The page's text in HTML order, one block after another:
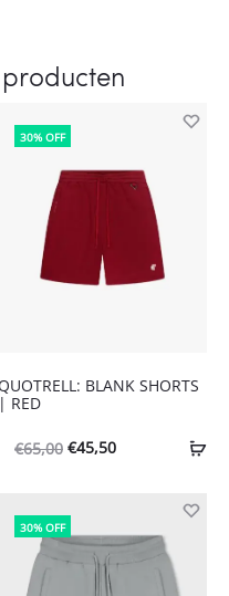
30% OFF
BLANK SHORTS
| RED
€65,00 Oorspronkelijke
was:
€65,00.
€45,50Huidige
€45,50.
30% OFF